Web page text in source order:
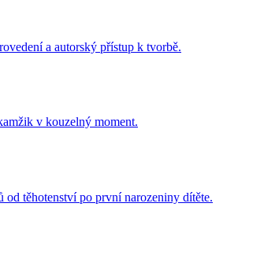
a autorský přístup k tvorbě.
v kouzelný moment.
těhotenství po první narozeniny dítěte.